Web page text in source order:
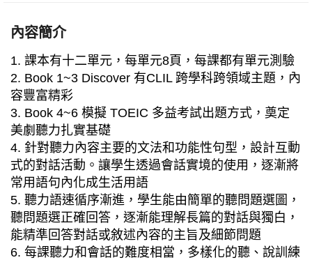
內容簡介
1. 課本有十二單元，每單元8頁，每課都有單元測驗
2. Book 1~3 Discover 有CLIL 跨學科跨領域主題，內
容豐富精彩
3. Book 4~6 模擬 TOEIC 多益考試出題方式，奠定
美劇聽力扎實基礎
4. 針對聽力內容主要的文法和功能性句型，設計互動
式的對話活動。讓學生透過會話實境的使用，逐漸將
常用語句內化成生活用語
5. 聽力語速循序漸進，學生能由簡單的聽問題選圖，
聽問題選正確回答，逐漸能理解長篇的對話與獨白，
能精準回答對話或敘述內容的主旨及細節問題
6. 每課聽力和會話的難度相當，多樣化的聽、說訓練